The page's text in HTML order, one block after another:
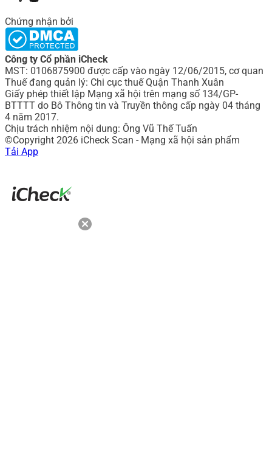
Chứng nhận bởi
Công ty Cổ phần iCheck
MST: 0106875900 được cấp vào ngày 12/06/2015, cơ quan
Thuế đang quản lý: Chi cục thuế Quận Thanh Xuân
Giấy phép thiết lập Mạng xã hội trên mạng số 134/GP-
BTTTT do Bô Thông tin và Truyền thông cấp ngày 04 tháng
4 năm 2017.
Chịu trách nhiệm nội dung: Ông Vũ Thế Tuấn
©Copyright 2026 iCheck Scan - Mạng xã hội sản phẩm
Tải App